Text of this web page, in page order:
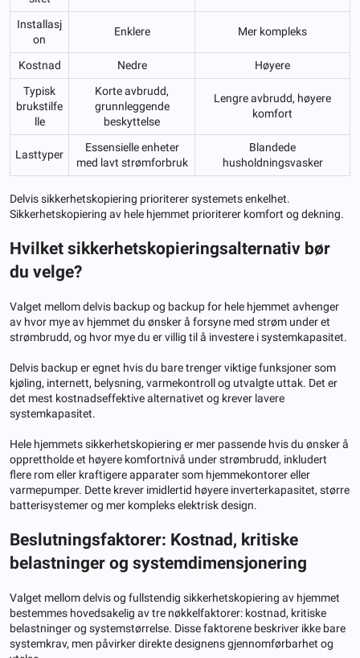
Installasj
on
Enklere Mer kompleks
Kostnad Nedre
Høyere
Typisk
brukstilfe
lle
Korte avbrudd,
grunnleggende
beskyttelse
Lengre avbrudd, høyere
komfort
Lasttyper
Essensielle enheter
med lavt strømforbruk
Blandede
husholdningsvasker
Delvis sikkerhetskopiering prioriterer systemets enkelhet.
Sikkerhetskopiering av hele hjemmet prioriterer komfort og dekning.
Hvilket sikkerhetskopieringsalternativ bør
du velge?
Valget mellom delvis backup og backup for hele hjemmet avhenger
av hvor mye av hjemmet du ønsker å forsyne med strøm under et
strømbrudd, og hvor mye du er villig til å investere i systemkapasitet.
Delvis backup er egnet hvis du bare trenger viktige funksjoner som
kjøling, internett, belysning, varmekontroll og utvalgte uttak. Det er
det mest kostnadseffektive alternativet og krever lavere
systemkapasitet.
Hele hjemmets sikkerhetskopiering er mer passende hvis du ønsker å
opprettholde et høyere komfortnivå under strømbrudd, inkludert
flere rom eller kraftigere apparater som hjemmekontorer eller
varmepumper. Dette krever imidlertid høyere inverterkapasitet, større
batterisystemer og mer kompleks elektrisk design.
Beslutningsfaktorer: Kostnad, kritiske
belastninger og systemdimensjonering
Valget mellom delvis og fullstendig sikkerhetskopiering av hjemmet
bestemmes hovedsakelig av tre nøkkelfaktorer: kostnad, kritiske
belastninger og systemstørrelse. Disse faktorene beskriver ikke bare
systemkrav, men påvirker direkte designens gjennomførbarhet og